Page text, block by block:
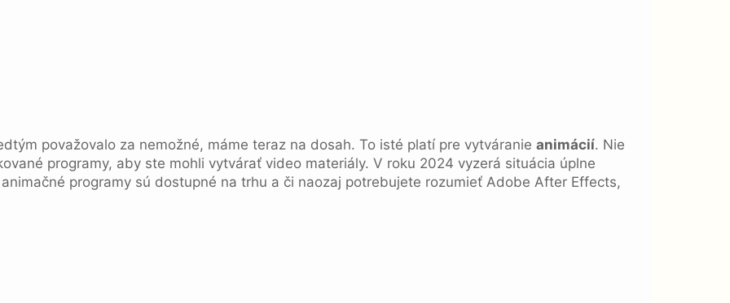
považovalo za nemožné, máme teraz na dosah. To isté platí pre vytváranie animácií. Nie
programy, aby ste mohli vytvárať video materiály. V roku 2024 vyzerá situácia úplne
programy sú dostupné na trhu a či naozaj potrebujete rozumieť Adobe After Effects,